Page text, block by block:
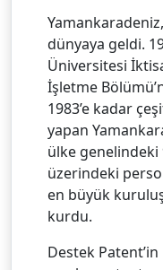
Yamankaradeniz,
dünyaya geldi.
Üniversitesi
İşletme
1983’e kadar
yapan
ülke genelindeki
üzerindeki
en büyük
kurdu.
Destek